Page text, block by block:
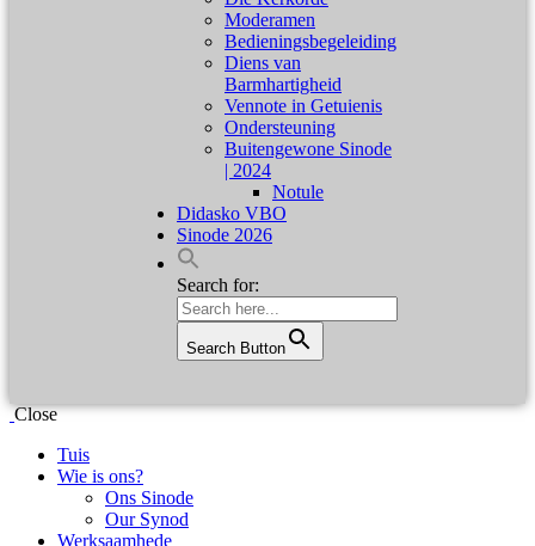
Moderamen
Bedieningsbegeleiding
Diens van
Barmhartigheid
Vennote in Getuienis
Ondersteuning
Buitengewone Sinode
| 2024
Notule
Didasko VBO
Sinode 2026
Search for:
Search Button
Close
Tuis
Wie is ons?
Ons Sinode
Our Synod
Werksaamhede